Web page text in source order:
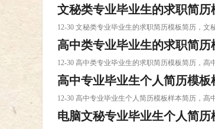
文秘类专业毕业生的求职简历
12-30 文秘类专业毕业生的求职简历模板简历，
高中类专业毕业生的求职简历
12-30 高中类专业毕业生的求职简历模板简历，
高中专业毕业生个人简历模板
12-30 高中专业毕业生个人简历模板样本简历，
电脑文秘专业毕业生个人简历